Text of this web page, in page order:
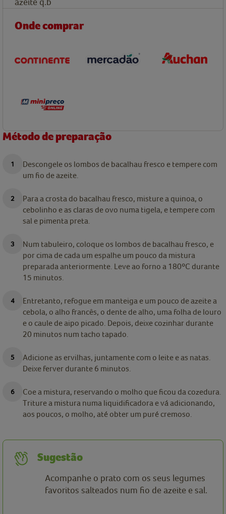
Onde comprar
Método de preparação
Descongele os lombos de bacalhau fresco e tempere com
um fio de azeite.
Para a crosta do bacalhau fresco, misture a quinoa, o
cebolinho e as claras de ovo numa tigela, e tempere com
sal e pimenta preta.
Num tabuleiro, coloque os lombos de bacalhau fresco, e
por cima de cada um espalhe um pouco da mistura
preparada anteriormente. Leve ao forno a 180ºC durante
15 minutos.
Entretanto, refogue em manteiga e um pouco de azeite a
cebola, o alho francês, o dente de alho, uma folha de louro
e o caule de aipo picado. Depois, deixe cozinhar durante
20 minutos num tacho tapado.
Adicione as ervilhas, juntamente com o leite e as natas.
Deixe ferver durante 6 minutos.
Coe a mistura, reservando o molho que ficou da cozedura.
Triture a mistura numa liquidificadora e vá adicionando,
aos poucos, o molho, até obter um puré cremoso.
Sugestão
Acompanhe o prato com os seus legumes
favoritos salteados num fio de azeite e sal.